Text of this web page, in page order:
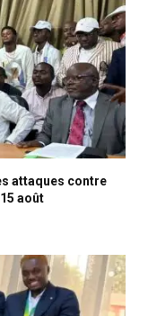
attaques contre
août